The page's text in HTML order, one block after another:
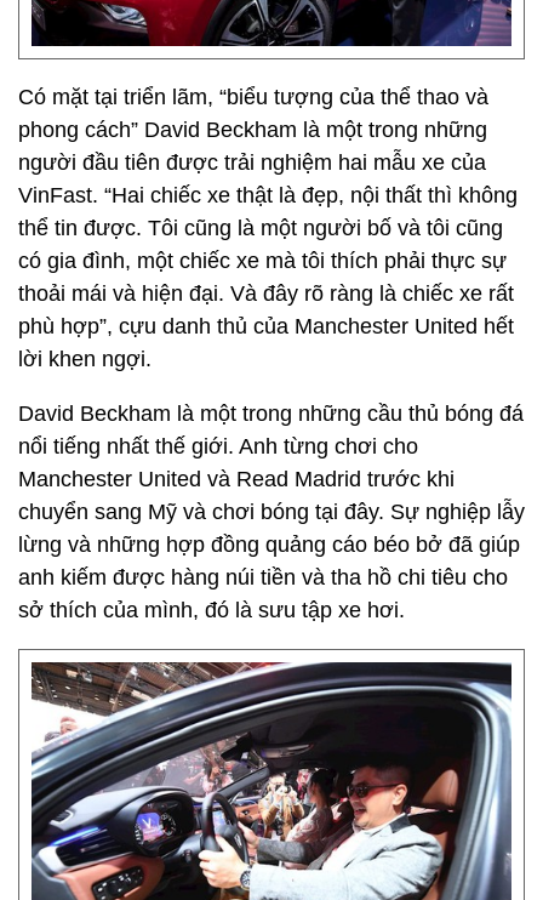
Có mặt tại triển lãm, “biểu tượng của thể thao và
phong cách” David Beckham là một trong những
người đầu tiên được trải nghiệm hai mẫu xe của
VinFast. “Hai chiếc xe thật là đẹp, nội thất thì không
thể tin được. Tôi cũng là một người bố và tôi cũng
có gia đình, một chiếc xe mà tôi thích phải thực sự
thoải mái và hiện đại. Và đây rõ ràng là chiếc xe rất
phù hợp”, cựu danh thủ của Manchester United hết
lời khen ngợi.
David Beckham là một trong những cầu thủ bóng đá
nổi tiếng nhất thế giới. Anh từng chơi cho
Manchester United và Read Madrid trước khi
chuyển sang Mỹ và chơi bóng tại đây. Sự nghiệp lẫy
lừng và những hợp đồng quảng cáo béo bở đã giúp
anh kiếm được hàng núi tiền và tha hồ chi tiêu cho
sở thích của mình, đó là sưu tập xe hơi.